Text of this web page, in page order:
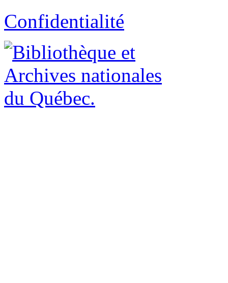
Confidentialité